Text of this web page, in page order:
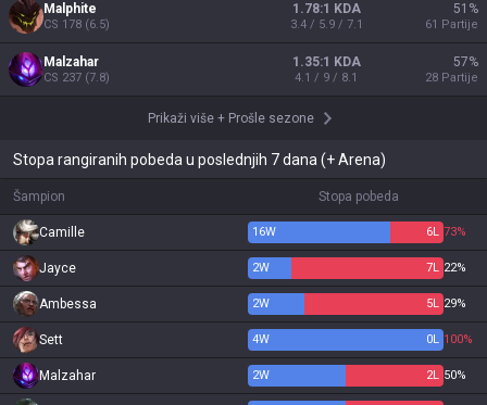
Malphite
CS 178 (6.5)
1.78:1 KDA
3.4 / 5.9 / 7.1
51 %
61 Partije
Malzahar
CS 237 (7.8)
1.35:1 KDA
4.1 / 9 / 8.1
57%
28 Partije
Prikaži više+ Prošle sezone
Stopa rangiranih pobeda u poslednjih 7 dana (+ Arena)
Šampion Stopa pobeda
Camille 16W 6L 73%
Jayce 2W 7L 22%
Ambessa 2W 5L 29%
Sett 4W 0L 100%
Malzahar 2W 2L 50%